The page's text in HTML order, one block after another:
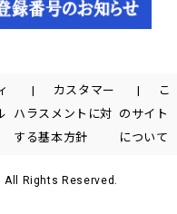
カスタマー
ハラスメントに対
する基本方針
こ
のサイト
について
All Rights Reserved.